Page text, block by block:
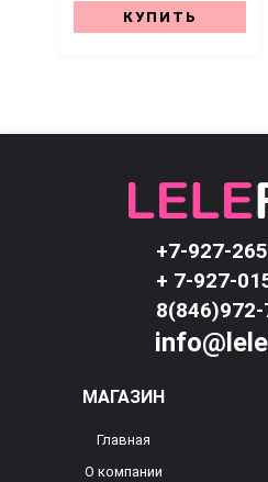
КУПИТЬ
+7-927-
+ 7-927-
МАГАЗИН
Главная
О компании